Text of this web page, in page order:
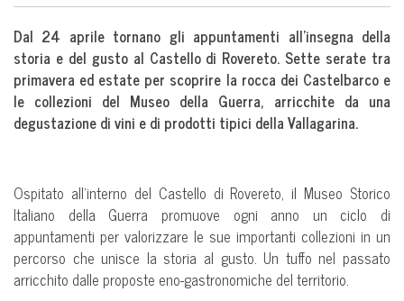
Dal 24 aprile tornano gli appuntamenti all’insegna della
storia e del gusto al Castello di Rovereto. Sette serate tra
primavera ed estate per scoprire la rocca dei Castelbarco e
le collezioni del Museo della Guerra, arricchite da una
degustazione di vini e di prodotti tipici della Vallagarina.
Ospitato all’interno del Castello di Rovereto, il Museo Storico
Italiano della Guerra promuove ogni anno un ciclo di
appuntamenti per valorizzare le sue importanti collezioni in un
percorso che unisce la storia al gusto. Un tuffo nel passato
arricchito dalle proposte eno-gastronomiche del territorio.